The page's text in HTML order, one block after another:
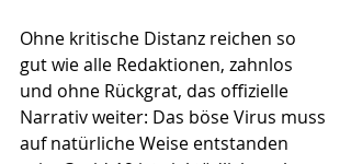
Ohne kritische Distanz reichen so
gut wie alle Redaktionen, zahnlos
und ohne Rückgrat, das offizielle
Narrativ weiter: Das böse Virus muss
auf natürliche Weise entstanden